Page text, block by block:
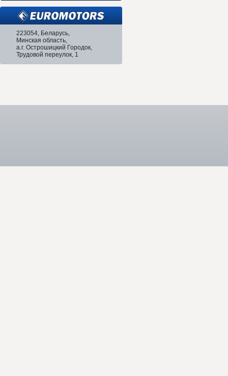
223054, Беларусь,
Минская область,
а.г. Острошицкий Городок,
Трудовой переулок, 1